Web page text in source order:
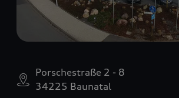
Porschestraße 2 - 8
34225 Baunatal